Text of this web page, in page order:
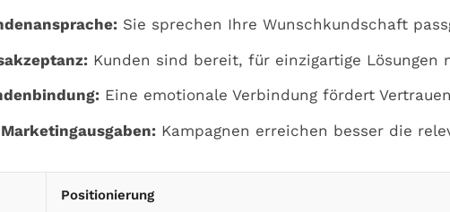
Sie sprechen Ihre Wunschkundschaft
Kunden sind bereit, für einzigartige Lösungen
Eine emotionale Verbindung fördert
Kampagnen erreichen besser die
Positionierung